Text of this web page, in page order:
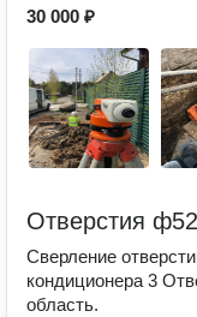
30 000 ₽
Отверстия ф52
Сверление
кондиционера 3
область.